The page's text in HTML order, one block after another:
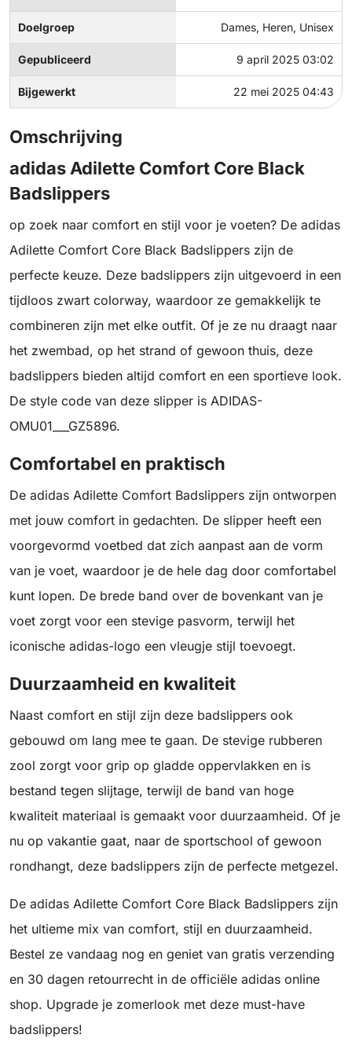
Doelgroep Dames, Heren, Unisex
Gepubliceerd 9 april 2025 03:02
Bijgewerkt 22 mei 2025 04:43
Omschrijving
adidas Adilette Comfort Core Black
Badslippers
op zoek naar comfort en stijl voor je voeten? De adidas
Adilette Comfort Core Black Badslippers zijn de
perfecte keuze. Deze badslippers zijn uitgevoerd in een
tijdloos zwart colorway, waardoor ze gemakkelijk te
combineren zijn met elke outfit. Of je ze nu draagt naar
het zwembad, op het strand of gewoon thuis, deze
badslippers bieden altijd comfort en een sportieve look.
De style code van deze slipper is ADIDAS-
OMU01___GZ5896.
Comfortabel en praktisch
De adidas Adilette Comfort Badslippers zijn ontworpen
met jouw comfort in gedachten. De slipper heeft een
voorgevormd voetbed dat zich aanpast aan de vorm
van je voet, waardoor je de hele dag door comfortabel
kunt lopen. De brede band over de bovenkant van je
voet zorgt voor een stevige pasvorm, terwijl het
iconische adidas-logo een vleugje stijl toevoegt.
Duurzaamheid en kwaliteit
Naast comfort en stijl zijn deze badslippers ook
gebouwd om lang mee te gaan. De stevige rubberen
zool zorgt voor grip op gladde oppervlakken en is
bestand tegen slijtage, terwijl de band van hoge
kwaliteit materiaal is gemaakt voor duurzaamheid. Of je
nu op vakantie gaat, naar de sportschool of gewoon
rondhangt, deze badslippers zijn de perfecte metgezel.
De adidas Adilette Comfort Core Black Badslippers zijn
het ultieme mix van comfort, stijl en duurzaamheid.
Bestel ze vandaag nog en geniet van gratis verzending
en 30 dagen retourrecht in de officiële adidas online
shop. Upgrade je zomerlook met deze must-have
badslippers!